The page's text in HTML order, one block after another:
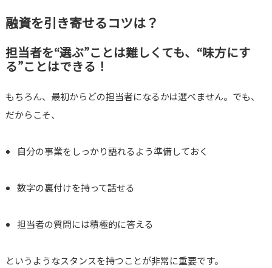
融資を引き寄せるコツは？
担当者を“選ぶ”ことは難しくても、“味方にす
る”ことはできる！
もちろん、最初からどの担当者になるかは選べません。でも、
だからこそ、
自分の事業をしっかり語れるよう準備しておく
数字の裏付けを持って話せる
担当者の質問には積極的に答える
というようなスタンスを持つことが非常に重要です。